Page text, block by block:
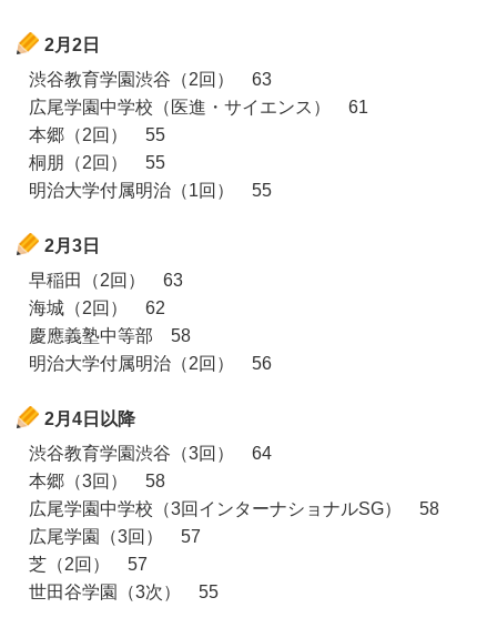
2月2日
渋谷教育学園渋谷（2回） 63
広尾学園中学校（医進・サイエンス） 61
本郷（2回） 55
桐朋（2回） 55
明治大学付属明治（1回） 55
2月3日
早稲田（2回） 63
海城（2回） 62
慶應義塾中等部 58
明治大学付属明治（2回） 56
2月4日以降
渋谷教育学園渋谷（3回） 64
本郷（3回） 58
広尾学園中学校（3回インターナショナルSG） 58
広尾学園（3回） 57
芝（2回） 57
世田谷学園（3次） 55